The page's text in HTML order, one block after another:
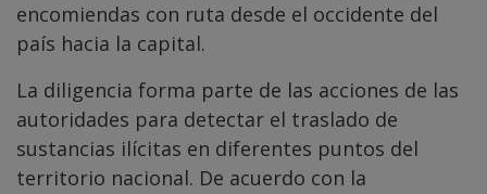
encomiendas con ruta desde el occidente del
país hacia la capital.
La diligencia forma parte de las acciones de las
autoridades para detectar el traslado de
sustancias ilícitas en diferentes puntos del
territorio nacional. De acuerdo con la